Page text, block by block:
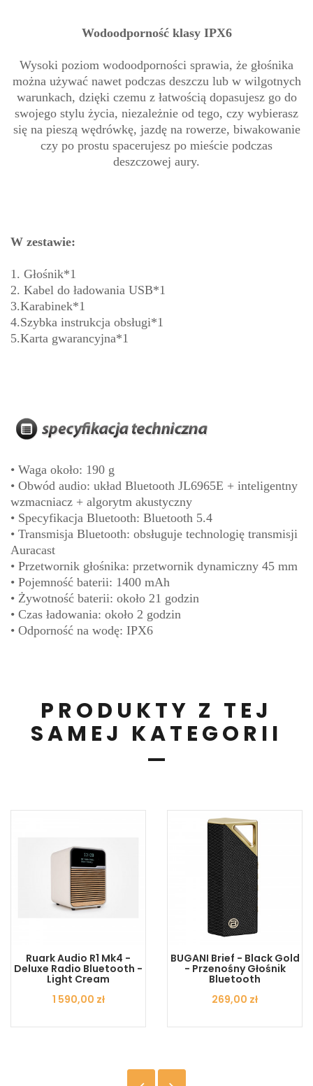
Wodoodporność klasy IPX6
Wysoki poziom wodoodporności sprawia, że głośnika
można używać nawet podczas deszczu lub w wilgotnych
warunkach, dzięki czemu z łatwością dopasujesz go do
swojego stylu życia, niezależnie od tego, czy wybierasz
się na pieszą wędrówkę, jazdę na rowerze, biwakowanie
czy po prostu spacerujesz po mieście podczas
deszczowej aury.
W zestawie:
1. Głośnik*1
2. Kabel do ładowania USB*1
3.Karabinek*1
4.Szybka instrukcja obsługi*1
5.Karta gwarancyjna*1
• Waga około: 190 g
• Obwód audio: układ Bluetooth JL6965E + inteligentny
wzmacniacz + algorytm akustyczny
• Specyfikacja Bluetooth: Bluetooth 5.4
• Transmisja Bluetooth: obsługuje technologię transmisji
Auracast
• Przetwornik głośnika: przetwornik dynamiczny 45 mm
• Pojemność baterii: 1400 mAh
• Żywotność baterii: około 21 godzin
• Czas ładowania: około 2 godzin
• Odporność na wodę: IPX6
PRODUKTY Z TEJ
SAMEJ KATEGORII
Ruark Audio R1 Mk4 -
Deluxe Radio Bluetooth -
Light Cream
Cena
1 590,00 zł
BUGANI Brief - Black Gold
- Przenośny Głośnik
Bluetooth
Cena
269,00 zł